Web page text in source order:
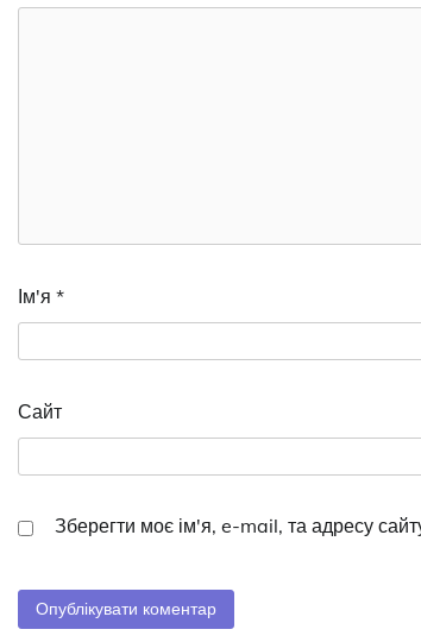
Ім'я *
Сайт
Зберегти моє ім'я, e-mail, та адресу